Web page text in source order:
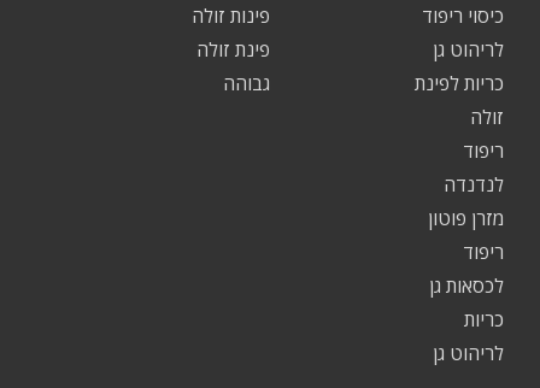
פינות זולה
פינת זולה
גבוהה
כיסוי ריפוד
לריהוט גן
כריות לפינת
זולה
ריפוד
לנדנדה
מזרן פוטון
ריפוד
לכסאות גן
כריות
לריהוט גן